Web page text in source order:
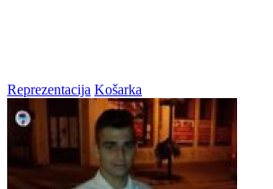
Reprezentacija Košarka